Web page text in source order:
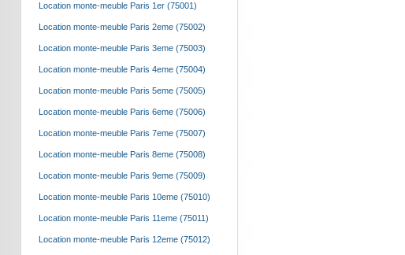
Location monte-meuble Paris 1er (75001)
Location monte-meuble Paris 2eme (75002)
Location monte-meuble Paris 3eme (75003)
Location monte-meuble Paris 4eme (75004)
Location monte-meuble Paris 5eme (75005)
Location monte-meuble Paris 6eme (75006)
Location monte-meuble Paris 7eme (75007)
Location monte-meuble Paris 8eme (75008)
Location monte-meuble Paris 9eme (75009)
Location monte-meuble Paris 10eme (75010)
Location monte-meuble Paris 11eme (75011)
Location monte-meuble Paris 12eme (75012)